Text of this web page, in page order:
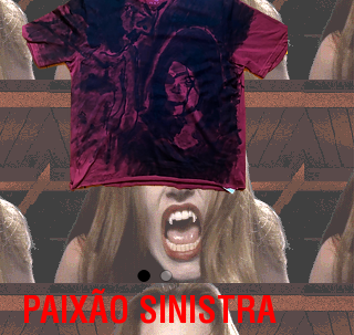
PAIXÃO SINISTRA